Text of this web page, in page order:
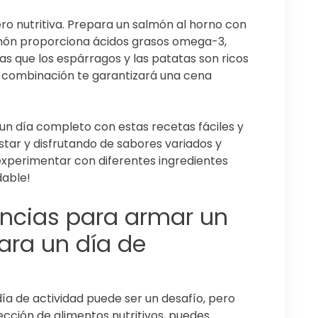
nutritiva. Prepara un salmón al horno con
proporciona ácidos grasos omega-3,
que los espárragos y las patatas son ricos
te garantizará una cena
día completo con estas recetas fáciles y
y disfrutando de sabores variados y
con diferentes ingredientes
para armar un
un día de
de actividad puede ser un desafío, pero